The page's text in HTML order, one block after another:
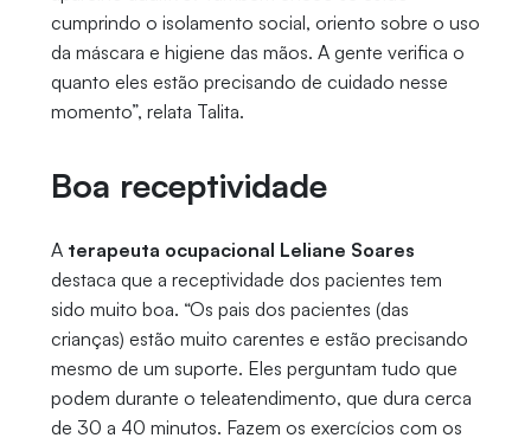
cumprindo o isolamento social, oriento sobre o uso
da máscara e higiene das mãos. A gente verifica o
quanto eles estão precisando de cuidado nesse
momento”, relata Talita.
Boa receptividade
A terapeuta ocupacional Leliane Soares
destaca que a receptividade dos pacientes tem
sido muito boa. “Os pais dos pacientes (das
crianças) estão muito carentes e estão precisando
mesmo de um suporte. Eles perguntam tudo que
podem durante o teleatendimento, que dura cerca
de 30 a 40 minutos. Fazem os exercícios com os